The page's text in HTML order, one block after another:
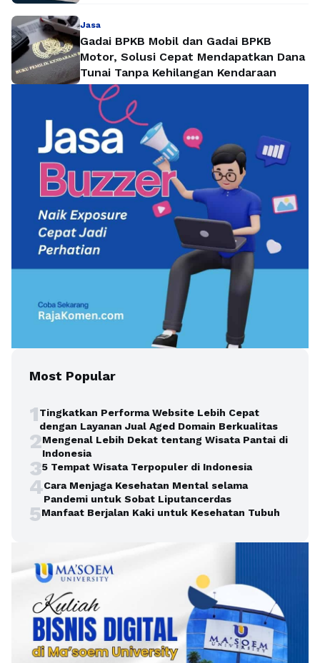
Jasa
Gadai BPKB Mobil dan Gadai BPKB
Motor, Solusi Cepat Mendapatkan Dana
Tunai Tanpa Kehilangan Kendaraan
Most Popular
1Tingkatkan Performa Website Lebih Cepat
dengan Layanan Jual Aged Domain Berkualitas
2Mengenal Lebih Dekat tentang Wisata Pantai di
Indonesia
35 Tempat Wisata Terpopuler di Indonesia
4Cara Menjaga Kesehatan Mental selama
Pandemi untuk Sobat Liputancerdas
5Manfaat Berjalan Kaki untuk Kesehatan Tubuh